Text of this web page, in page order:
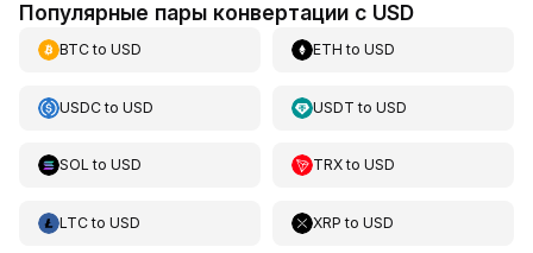
Популярные пары конвертации с USD
BTCto USD ETH toUSD
USDCto USD USDT toUSD
SOL to USD TRXtoUSD
LTCto USD XRP toUSD